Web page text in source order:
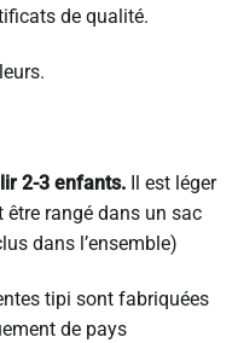
de qualité.
2-3 enfants. Il est léger
rangé dans un sac
dans l’ensemble)
tipi sont fabriquées
de pays